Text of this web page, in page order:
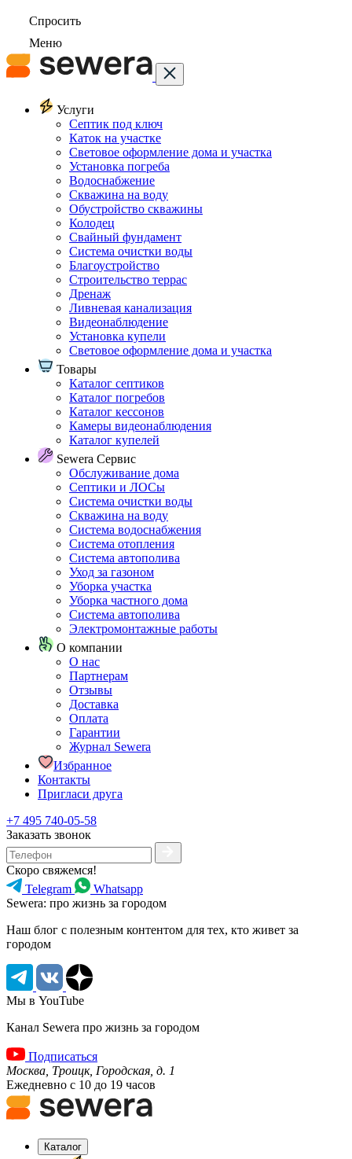
Спросить
Меню
Услуги
Септик под ключ
Каток на участке
Световое оформление дома и участка
Установка погреба
Водоснабжение
Скважина на воду
Обустройство скважины
Колодец
Свайный фундамент
Система очистки воды
Благоустройство
Строительство террас
Дренаж
Ливневая канализация
Видеонаблюдение
Установка купели
Световое оформление дома и участка
Товары
Каталог септиков
Каталог погребов
Каталог кессонов
Камеры видеонаблюдения
Каталог купелей
Sewera Сервис
Обслуживание дома
Септики и ЛОСы
Система очистки воды
Скважина на воду
Система водоснабжения
Система отопления
Система автополива
Уход за газоном
Уборка участка
Уборка частного дома
Система автополива
Электромонтажные работы
О компании
О нас
Партнерам
Отзывы
Доставка
Оплата
Гарантии
Журнал Sewera
Избранное
Контакты
Пригласи друга
+7 495 740-05-58
Заказать звонок
Скоро свяжемся!
Telegram
Whatsapp
Sewera: про жизнь за городом
Наш блог c полезным контентом для тех, кто живет за
городом
Мы в YouTube
Канал Sewera про жизнь за городом
Подписаться
Москва, Троицк, Городская, д. 1
Ежедневно с 10 до 19 часов
Каталог